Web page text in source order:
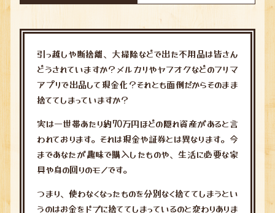
引っ越しや断捨離、大掃除などで出た不用品は皆さん
どうされていますか？メルカリやヤフオクなどのフリマ
アプリで出品して現金化？それとも面倒だからそのまま
捨ててしまっていますか？
実は一世帯あたり約70万円ほどの隠れ資産があると言
われております。それは現金や証券とは異なります。今
まであなたが趣味で購入したものや、生活に必要な家
具や身の回りのモノです。
つまり、使わなくなったものを分別なく捨ててしまうとい
うのはお金をドブに捨ててしまっているのと変わりありま